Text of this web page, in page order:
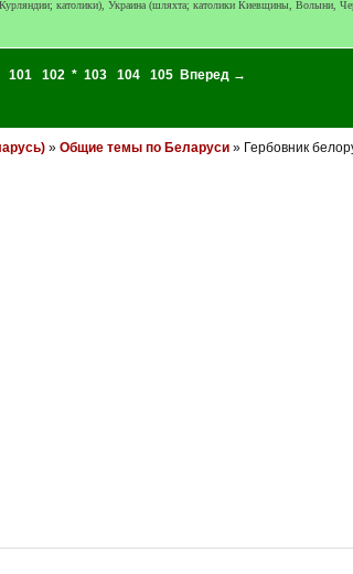
католики), Украина (шляхта; католики Киевщины, Волыни,
101 102 * 103 104 105
Вперед →
» Общие темы по Беларуси» Гербовник